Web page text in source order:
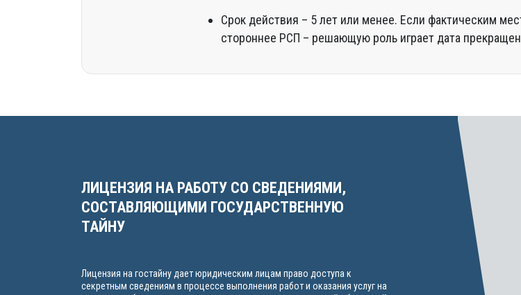
Срок действия – 5 лет или менее. Если фактическим
стороннее РСП – решающую роль играет дата
ЛИЦЕНЗИЯ НА РАБОТУ СО СВЕДЕНИЯМИ,
СОСТАВЛЯЮЩИМИ ГОСУДАРСТВЕННУЮ
ТАЙНУ
Лицензия на гостайну дает юридическим лицам право доступа к
секретным сведениям в процессе выполнения работ и оказания услуг на